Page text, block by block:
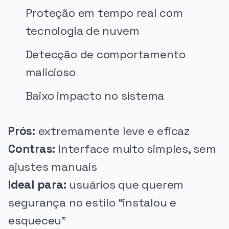
Proteção em tempo real com
tecnologia de nuvem
Detecção de comportamento
malicioso
Baixo impacto no sistema
Prós: extremamente leve e eficaz
Contras: interface muito simples, sem
ajustes manuais
Ideal para: usuários que querem
segurança no estilo “instalou e
esqueceu”